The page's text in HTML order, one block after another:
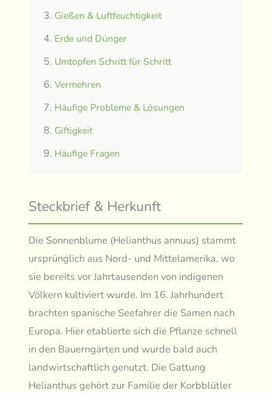
Gießen & Luftfeuchtigkeit
Erde und Dünger
Umtopfen Schritt für Schritt
Vermehren
Häufige Probleme & Lösungen
Giftigkeit
Häufige Fragen
Steckbrief & Herkunft
Die Sonnenblume (Helianthus annuus) stammt
ursprünglich aus Nord- und Mittelamerika, wo
sie bereits vor Jahrtausenden von indigenen
Völkern kultiviert wurde. Im 16. Jahrhundert
brachten spanische Seefahrer die Samen nach
Europa. Hier etablierte sich die Pflanze schnell
in den Bauerngärten und wurde bald auch
landwirtschaftlich genutzt. Die Gattung
Helianthus gehört zur Familie der Korbblütler